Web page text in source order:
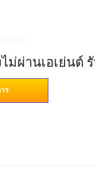
ไม่ผ่านเอเย่น
ร